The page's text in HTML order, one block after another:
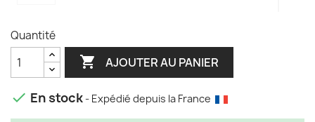
Quantité
 AJOUTER AU PANIER
 En stock- Expédié depuis la France